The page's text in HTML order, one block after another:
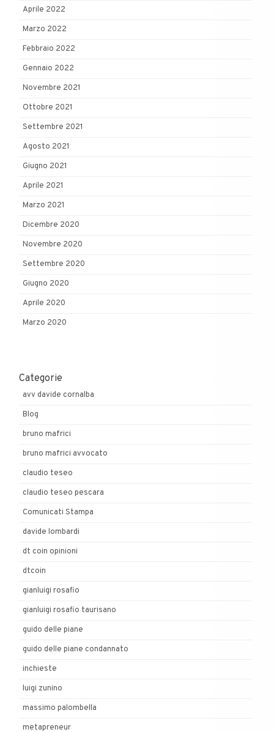
Aprile 2022
Marzo 2022
Febbraio 2022
Gennaio 2022
Novembre 2021
Ottobre 2021
Settembre 2021
Agosto 2021
Giugno 2021
Aprile 2021
Marzo 2021
Dicembre 2020
Novembre 2020
Settembre 2020
Giugno 2020
Aprile 2020
Marzo 2020
Categorie
avv davide cornalba
Blog
bruno mafrici
bruno mafrici avvocato
claudio teseo
claudio teseo pescara
Comunicati Stampa
davide lombardi
dt coin opinioni
dtcoin
gianluigi rosafio
gianluigi rosafio taurisano
guido delle piane
guido delle piane condannato
inchieste
luigi zunino
massimo palombella
metapreneur